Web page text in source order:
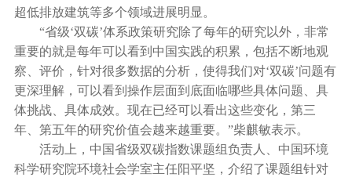
超低排放建筑等多个领域进展明显。
“省级‘双碳’体系政策研究除了每年的研究以外，非常
重要的就是每年可以看到中国实践的积累，包括不断地观
察、评价，针对很多数据的分析，使得我们对‘双碳’问题有
更深理解，可以看到操作层面到底面临哪些具体问题、具
体挑战、具体成效。现在已经可以看出这些变化，第三
年、第五年的研究价值会越来越重要。”柴麒敏表示。
活动上，中国省级双碳指数课题组负责人、中国环境
科学研究院环境社会学室主任阳平坚，介绍了课题组针对